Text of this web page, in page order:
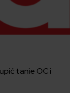
tanie OC i